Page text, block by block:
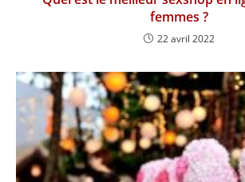
femmes ?
22 avril 2022